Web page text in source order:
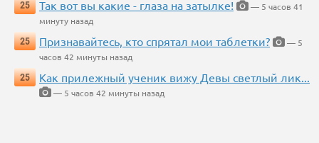
25
Так вот вы какие - глаза на затылке!
— 5 часов 41
минуту назад
25
Признавайтесь, кто спрятал мои таблетки?
— 5
часов 42 минуты назад
25
Как прилежный ученик вижу Девы светлый лик...
— 5 часов 42 минуты назад